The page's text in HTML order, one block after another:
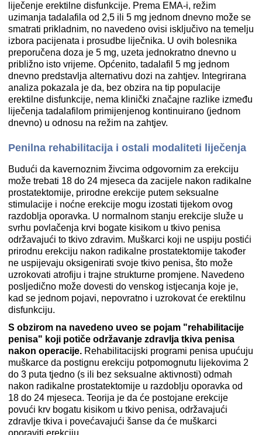
liječenje erektilne disfunkcije. Prema EMA-i, režim
uzimanja tadalafila od 2,5 ili 5 mg jednom dnevno može se
smatrati prikladnim, no navedeno ovisi isključivo na temelju
izbora pacijenata i prosudbe liječnika. U ovih bolesnika
preporučena doza je 5 mg, uzeta jednokratno dnevno u
približno isto vrijeme. Općenito, tadalafil 5 mg jednom
dnevno predstavlja alternativu dozi na zahtjev. Integrirana
analiza pokazala je da, bez obzira na tip populacije
erektilne disfunkcije, nema klinički značajne razlike između
liječenja tadalafilom primijenjenog kontinuirano (jednom
dnevno) u odnosu na režim na zahtjev.
Penilna rehabilitacija i ostali modaliteti liječenja
Budući da kavernoznim živcima odgovornim za erekciju
može trebati 18 do 24 mjeseca da zacijele nakon radikalne
prostatektomije, prirodne erekcije putem seksualne
stimulacije i noćne erekcije mogu izostati tijekom ovog
razdoblja oporavka. U normalnom stanju erekcije služe u
svrhu povlačenja krvi bogate kisikom u tkivo penisa
održavajući to tkivo zdravim. Muškarci koji ne uspiju postići
prirodnu erekciju nakon radikalne prostatektomije također
ne uspijevaju oksigenirati svoje tkivo penisa, što može
uzrokovati atrofiju i trajne strukturne promjene. Navedeno
posljedično može dovesti do venskog istjecanja koje je,
kad se jednom pojavi, nepovratno i uzrokovat će erektilnu
disfunkciju.
S obzirom na navedeno uveo se pojam "rehabilitacije
penisa" koji potiče održavanje zdravlja tkiva penisa
nakon operacije. Rehabilitacijski programi penisa upućuju
muškarce da postignu erekciju potpomognutu lijekovima 2
do 3 puta tjedno (s ili bez seksualne aktivnosti) odmah
nakon radikalne prostatektomije u razdoblju oporavka od
18 do 24 mjeseca. Teorija je da će postojane erekcije
povući krv bogatu kisikom u tkivo penisa, održavajući
zdravlje tkiva i povećavajući šanse da će muškarci